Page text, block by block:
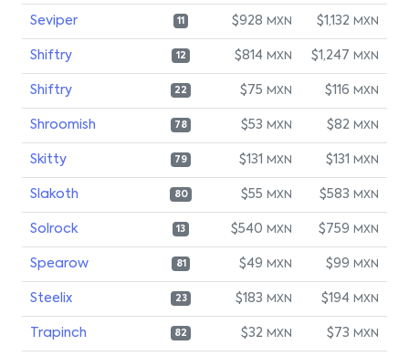
Seviper 11 $928 MXN $1,132 MXN
Shiftry 12 $814 MXN $1,247 MXN
Shiftry 22 $75 MXN $116 MXN
Shroomish 78 $53 MXN $82 MXN
Skitty 79 $131 MXN $131 MXN
Slakoth 80 $55 MXN $583 MXN
Solrock 13 $540 MXN $759 MXN
Spearow 81 $49 MXN $99 MXN
Steelix 23 $183 MXN $194 MXN
Trapinch 82 $32 MXN $73 MXN